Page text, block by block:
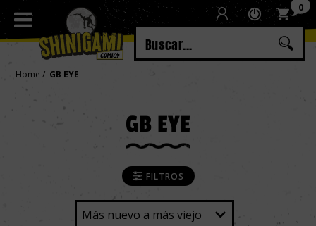
Regístrate
Iniciar sesión 0
Home GB EYE
GB EYE
FILTROS